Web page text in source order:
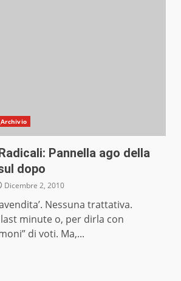
Pannella ago della
dopo
Dicembre 2, 2010
Nessuna trattativa.
minute o, per dirla con
di voti. Ma,...